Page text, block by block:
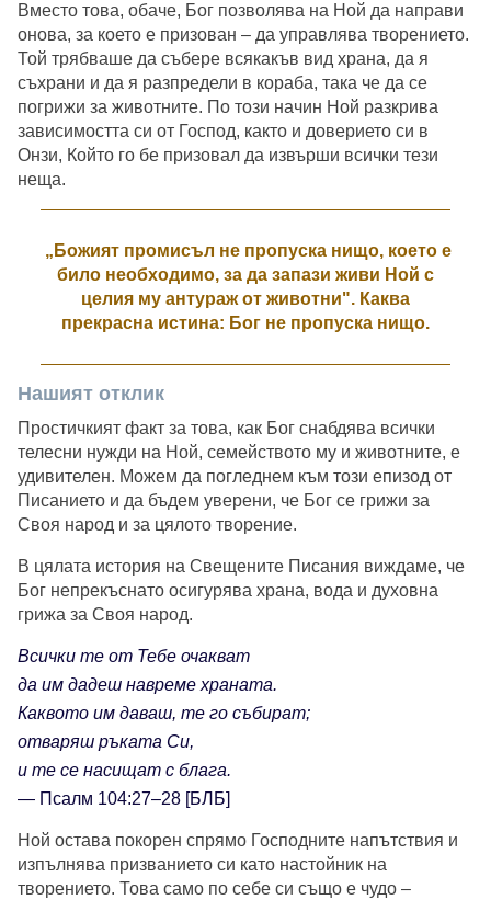
Вместо това, обаче, Бог позволява на Ной да направи
онова, за което е призован – да управлява творението.
Той трябваше да събере всякакъв вид храна, да я
съхрани и да я разпредели в кораба, така че да се
погрижи за животните. По този начин Ной разкрива
зависимостта си от Господ, както и доверието си в
Онзи, Който го бе призовал да извърши всички тези
неща.
„Божият промисъл не пропуска нищо, което е
било необходимо, за да запази живи Ной с
целия му антураж от животни". Каква
прекрасна истина: Бог не пропуска нищо.
Нашият отклик
Простичкият факт за това, как Бог снабдява всички
телесни нужди на Ной, семейството му и животните, е
удивителен. Можем да погледнем към този епизод от
Писанието и да бъдем уверени, че Бог се грижи за
Своя народ и за цялото творение.
В цялата история на Свещените Писания виждаме, че
Бог непрекъснато осигурява храна, вода и духовна
грижа за Своя народ.
Всички те от Тебе очакват
да им дадеш навреме храната.
Каквото им даваш, те го събират;
отваряш ръката Си,
и те се насищат с блага.
— Псалм 104:27–28 [БЛБ]
Ной остава покорен спрямо Господните напътствия и
изпълнява призванието си като настойник на
творението. Това само по себе си също е чудо –